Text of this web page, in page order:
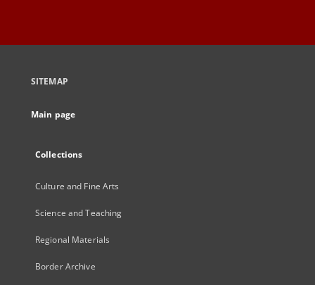
SITEMAP
Main page
Collections
Culture and Fine Arts
Science and Teaching
Regional Materials
Border Archive